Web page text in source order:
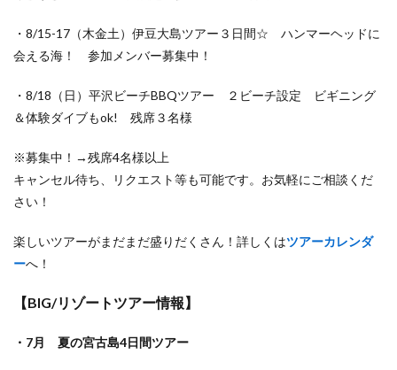
・8/15-17（木金土）伊豆大島ツアー３日間☆ ハンマーヘッドに
会える海！ 参加メンバー募集中！
・8/18（日）平沢ビーチBBQツアー ２ビーチ設定 ビギニング
＆体験ダイブもok! 残席３名様
※募集中！→残席4名様以上
キャンセル待ち、リクエスト等も可能です。お気軽にご相談くだ
さい！
楽しいツアーがまだまだ盛りだくさん！詳しくはツアーカレンダ
ーへ！
【BIG/リゾートツアー情報】
・7月 夏の宮古島4日間ツアー